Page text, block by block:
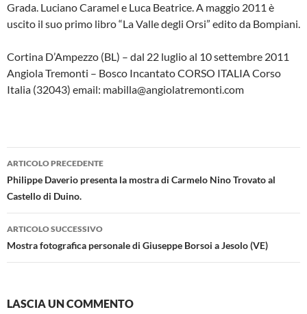
Grada. Luciano Caramel e Luca Beatrice. A maggio 2011 è
uscito il suo primo libro “La Valle degli Orsi” edito da Bompiani.
Cortina D’Ampezzo (BL) – dal 22 luglio al 10 settembre 2011
Angiola Tremonti – Bosco Incantato CORSO ITALIA Corso
Italia (32043) email: mabilla@angiolatremonti.com
Navigazione
articolo
ARTICOLO PRECEDENTE
Philippe Daverio presenta la mostra di Carmelo Nino Trovato al
Castello di Duino.
ARTICOLO SUCCESSIVO
Mostra fotografica personale di Giuseppe Borsoi a Jesolo (VE)
LASCIA UN COMMENTO